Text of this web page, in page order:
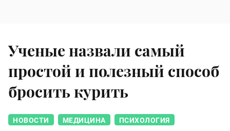
Ученые назвали самый
простой и полезный способ
бросить курить
НОВОСТИ МЕДИЦИНА ПСИХОЛОГИЯ